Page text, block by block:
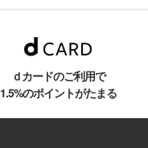
ｄカードのご利用で
1.5%のポイントがたまる